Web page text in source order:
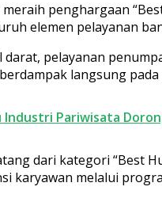
penghargaan
elemen pelayanan
pelayanan
langsung
Industri Pariwisata
dari kategori “Best
karyawan melalui